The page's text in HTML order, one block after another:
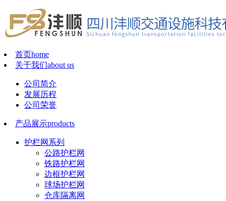
首页home
关于我们about us
公司简介
发展历程
公司荣誉
产品展示products
护栏网系列
公路护栏网
铁路护栏网
边框护栏网
球场护栏网
仓库隔离网